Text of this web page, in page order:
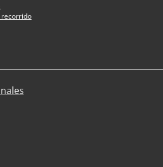
recorrido